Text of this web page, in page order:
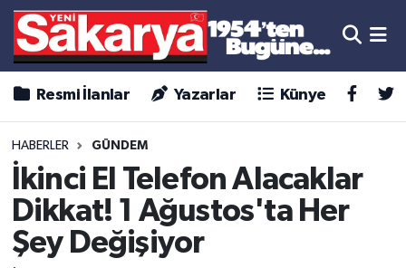
Resmi İlanlar Yazarlar Künye
HABERLER GÜNDEM
İkinci El Telefon Alacaklar
Dikkat! 1 Ağustos'ta Her
Şey Değişiyor